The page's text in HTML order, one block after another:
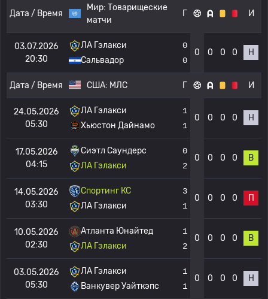
Дата / Время
Мир: Товарищеские
матчи
Г И
03.07.2026
20:30
ЛА Гэлакси
Сальвадор
0
0
0 0 0 0 Н
Дата / Время США: МЛС Г И
24.05.2026
05:30
ЛА Гэлакси
Хьюстон Дайнамо
1
1
0 0 0 0 Н
17.05.2026
04:15
Сиэтл Саундерс
ЛА Гэлакси
0
2
0 0 0 0 В
14.05.2026
03:30
Спортинг КС
ЛА Гэлакси
3
1
0 0 0 0 П
10.05.2026
02:30
Атланта Юнайтед
ЛА Гэлакси
1
2
0 0 0 0 В
03.05.2026
05:30
ЛА Гэлакси
Ванкувер Уайткэпс
1
1
0 0 0 0 Н